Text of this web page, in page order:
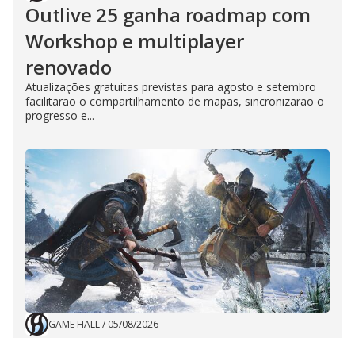
Outlive 25 ganha roadmap com
Workshop e multiplayer
renovado
Atualizações gratuitas previstas para agosto e setembro
facilitarão o compartilhamento de mapas, sincronizarão o
progresso e...
GAME HALL/ 05/08/2026